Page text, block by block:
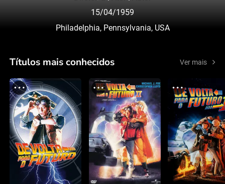
15/04/1959
Philadelphia, Pennsylvania, USA
Títulos mais conhecidos Ver mais